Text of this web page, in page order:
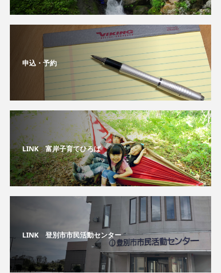
申込・予約
LINK 富岸子育てひろば
LINK 登別市市民活動センター